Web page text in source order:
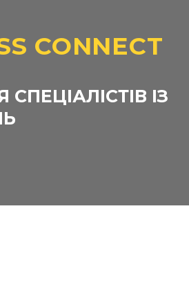
CONNECT
СПЕЦІАЛІСТІВ ІЗ